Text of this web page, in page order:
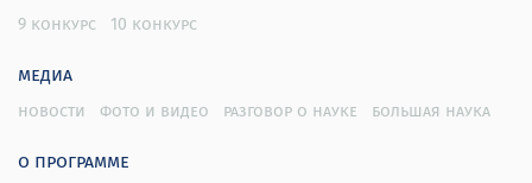
9 конкурс
10 конкурс
медиа
новости фото и видео разговор о науке большая наука
о программе